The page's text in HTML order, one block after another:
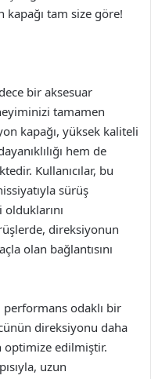
kapağı tam size göre!
bir aksesuar
tamamen
kapağı, yüksek kaliteli
hem de
Kullanıcılar, bu
sürüş
direksiyonun
olan bağlantısını
performans odaklı bir
direksiyonu daha
edilmiştir.
uzun